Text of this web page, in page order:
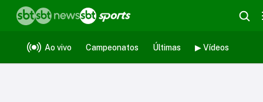
Ao vivo Campeonatos Últimas ▶ Vídeos